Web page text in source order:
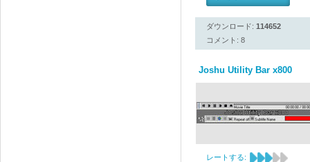
ダウンロード: 114652
コメント: 8
Joshu Utility Bar x800
レートする: